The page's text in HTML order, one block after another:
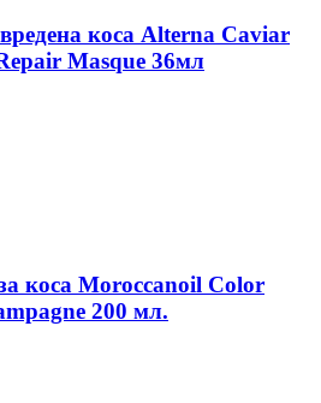
коса Alterna Caviar
Masque 36мл
коса Moroccanoil Color
200 мл.